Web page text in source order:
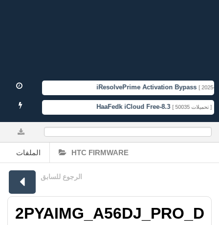
iResolvePrime Activation Bypass [ 2025-
HaaFedk iCloud Free-8.3 [ 50035 تحميلات ]
الملفات HTC FIRMWARE
الرجوع للسابق
2PYAIMG_A56DJ_PRO_D